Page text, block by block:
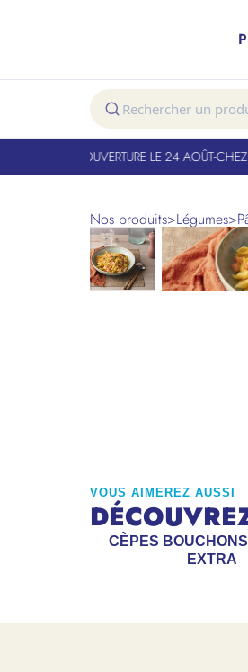
FERMÉ. RÉOUVERTURE LE 24 AOÛT-CHEZ
Nos produits>Légumes>
VOUS AIMEREZ AUSSI
CÈPES
EXTRA